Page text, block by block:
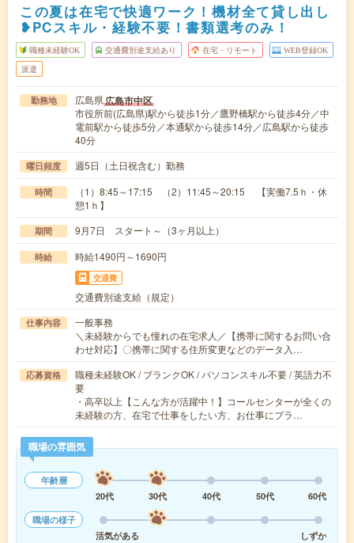
この夏は在宅で快適ワーク！機材全て貸し出し
❥PCスキル・経験不要！書類選考のみ！
職種未経験OK 交通費別途支給あり 在宅・リモート WEB登録OK
派遣
勤務地 広島県広島市中区
市役所前(広島県)駅から徒歩1分／鷹野橋駅から徒歩4分／中
電前駅から徒歩5分／本通駅から徒歩14分／広島駅から徒歩
40分
曜日頻度 週5日（土日祝含む）勤務
時間
（1）8:45～17:15 （2）11:45～20:15 【実働7.5ｈ・休
憩1ｈ】
期間 9月7日 スタート～（3ヶ月以上）
時給 時給1490円～1690円
交通費
交通費別途支給（規定）
仕事内容
一般事務
＼未経験からでも憧れの在宅求人／【携帯に関するお問い合
わせ対応】〇携帯に関する住所変更などのデータ入…
応募資格
職種未経験OK / ブランクOK / パソコンスキル不要 / 英語力不
要
・高卒以上【こんな方が活躍中！】コールセンターが全くの
未経験の方、在宅で仕事をしたい方、お仕事にブラ…
職場の雰囲気
年齢層
20代
30代 40代 50代
60代
職場の様子
活気がある
しずか